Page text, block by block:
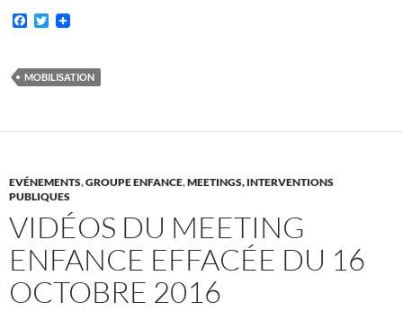
F
b
o
T
t
e
MOBILISATION
EVÉNEMENTS,GROUPE ENFANCE,MEETINGS, INTERVENTIONS
PUBLIQUES
VIDÉOS DU MEETING
ENFANCE EFFACÉE DU 16
OCTOBRE 2016